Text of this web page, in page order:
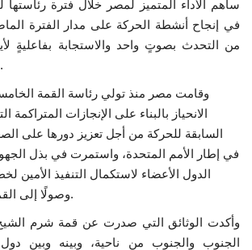
في إنجاح أنشطة الحركة على مدار الفترة
من التحدث بصوتٍ واحد والاستجابة بفاعليةٍ
على الساحة الدولية.
الانحياز بالبناء على الإنجازات المتراكمة
السابقة للحركة من أجل تعزيز دورها على
في إطار الأمم المتحدة، واستمرت في بذل
الدول الأعضاء لاستكمال التنفيذ
وصولًا إلى القمة المقبلة في إيران.
وأكدت الوثائق التي صدرت عن قمة شرم الشيخ
الجنوب والجنوب من ناحية، وبينه وبين